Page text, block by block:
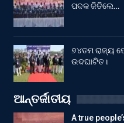
ପଦକ ଜିତିଲେ…
୭୪ତମ ରାଜ୍ୟ
ଉଦଘାଟିତ।
ଆନ୍ତର୍ଜାତୀୟ
A true